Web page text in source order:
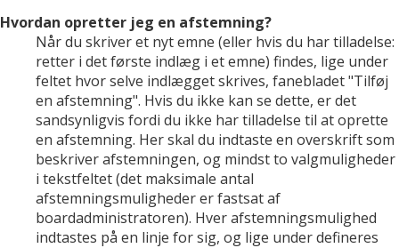
Hvordan opretter jeg en afstemning?
Når du skriver et nyt emne (eller hvis du har tilladelse:
retter i det første indlæg i et emne) findes, lige under
feltet hvor selve indlægget skrives, fanebladet "Tilføj
en afstemning". Hvis du ikke kan se dette, er det
sandsynligvis fordi du ikke har tilladelse til at oprette
en afstemning. Her skal du indtaste en overskrift som
beskriver afstemningen, og mindst to valgmuligheder
i tekstfeltet (det maksimale antal
afstemningsmuligheder er fastsat af
boardadministratoren). Hver afstemningsmulighed
indtastes på en linje for sig, og lige under defineres